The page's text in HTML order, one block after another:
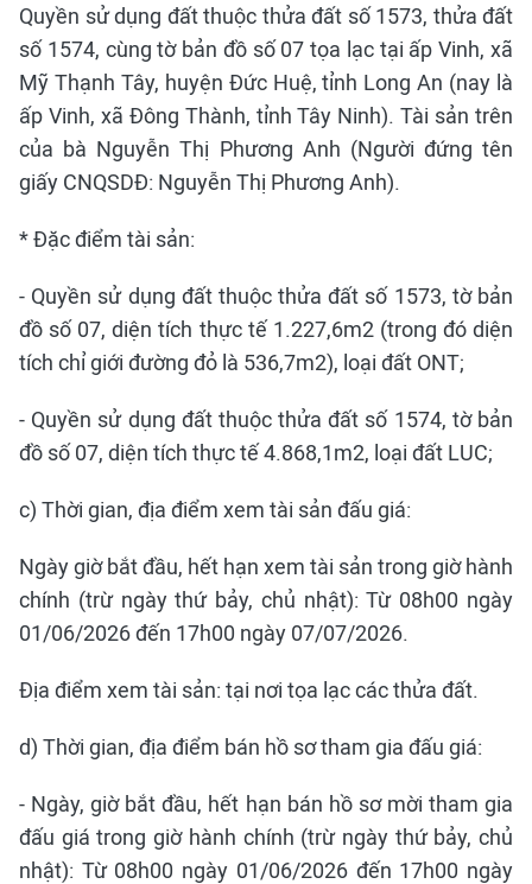
Quyền sử dụng đất thuộc thửa đất số 1573, thửa đất
số 1574, cùng tờ bản đồ số 07 tọa lạc tại ấp Vinh, xã
Mỹ Thạnh Tây, huyện Đức Huệ, tỉnh Long An (nay là
ấp Vinh, xã Đông Thành, tỉnh Tây Ninh). Tài sản trên
của bà Nguyễn Thị Phương Anh (Người đứng tên
giấy CNQSDĐ: Nguyễn Thị Phương Anh).
* Đặc điểm tài sản:
- Quyền sử dụng đất thuộc thửa đất số 1573, tờ bản
đồ số 07, diện tích thực tế 1.227,6m2 (trong đó diện
tích chỉ giới đường đỏ là 536,7m2), loại đất ONT;
- Quyền sử dụng đất thuộc thửa đất số 1574, tờ bản
đồ số 07, diện tích thực tế 4.868,1m2, loại đất LUC;
c) Thời gian, địa điểm xem tài sản đấu giá:
Ngày giờ bắt đầu, hết hạn xem tài sản trong giờ hành
chính (trừ ngày thứ bảy, chủ nhật): Từ 08h00 ngày
01/06/2026 đến 17h00 ngày 07/07/2026.
Địa điểm xem tài sản: tại nơi tọa lạc các thửa đất.
d) Thời gian, địa điểm bán hồ sơ tham gia đấu giá:
- Ngày, giờ bắt đầu, hết hạn bán hồ sơ mời tham gia
đấu giá trong giờ hành chính (trừ ngày thứ bảy, chủ
nhật): Từ 08h00 ngày 01/06/2026 đến 17h00 ngày